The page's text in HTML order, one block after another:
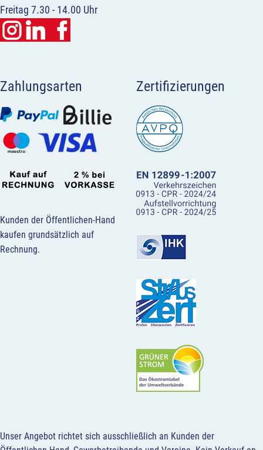
Freitag 7.30 - 14.00 Uhr
Zahlungsarten
Kunden der Öffentlichen-Hand
kaufen grundsätzlich auf
Rechnung.
Zertifizierungen
Unser Angebot richtet sich ausschließlich an Kunden der